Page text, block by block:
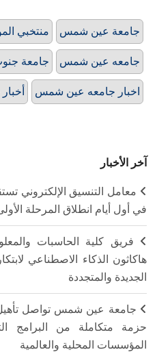
منتخبي جامعة عين شمس
جامعة جامعه عين شمس
اخبار جامعه عين شمس
آخر الأخبار
في أول أيام انطلاق المرحلة
فريق كلية الحاسبات
هاكاثون الذكاء الاصطناعي
الجديدة والمتجددة
جامعة عين شمس تواصل
حزمة متكاملة من البرامج
المؤسسات المحلية والعالمية